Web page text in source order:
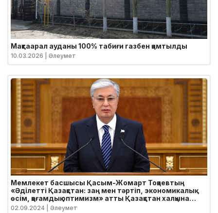
Мақтаарал ауданы 100% табиғи газбен қамтылды
10.03.2026 | Әлеумет
Мемлекет басшысы Қасым-Жомарт Тоқаевтың
«Әділетті Қазақстан: заң мен тәртіп, экономикалық
өсім, қоғамдық оптимизм» атты Қазақстан халқына
Жолдауы
02.09.2024 | Әлеумет